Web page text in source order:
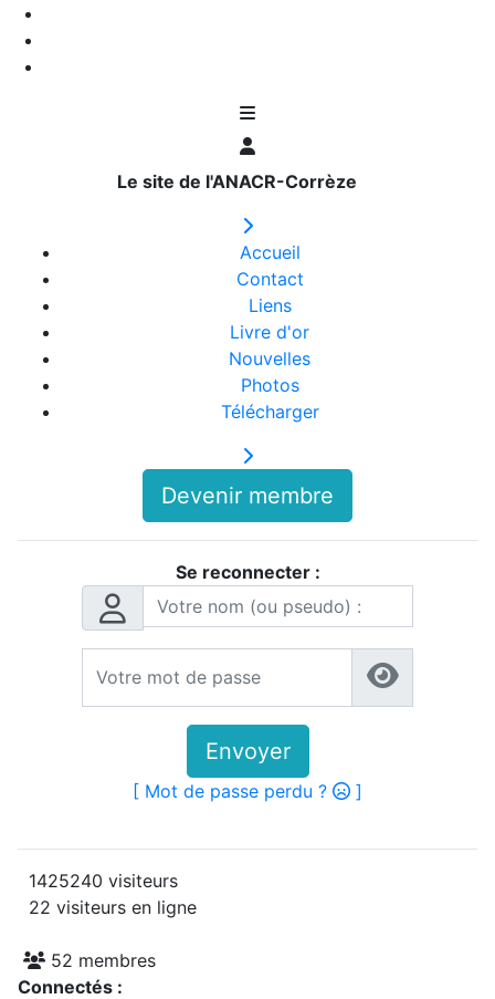
Le site de l'ANACR-Corrèze
Accueil
Contact
Liens
Livre d'or
Nouvelles
Photos
Télécharger
Devenir membre
Se reconnecter :
Envoyer
[ Mot de passe perdu ? ]
1425240 visiteurs
22 visiteurs en ligne
52 membres
Connectés :